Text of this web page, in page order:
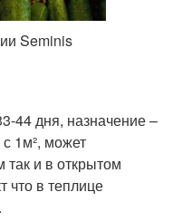
Seminis
44 дня, назначение –
с 1м², может
и в открытом
что в теплице